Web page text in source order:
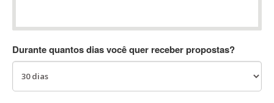
AC3
Durante quantos dias você quer receber propostas?